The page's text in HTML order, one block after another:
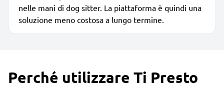
nelle mani di dog sitter. La piattaforma è quindi una
soluzione meno costosa a lungo termine.
Perché utilizzare Ti Presto